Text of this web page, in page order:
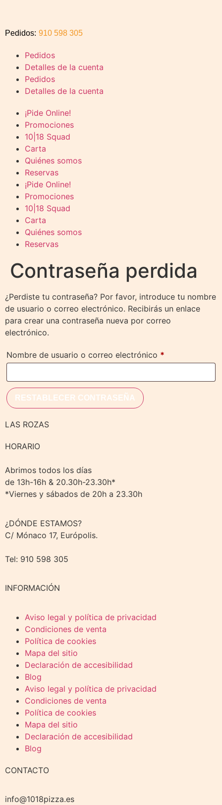
Pedidos: 910 598 305
Pedidos
Detalles de la cuenta
Pedidos
Detalles de la cuenta
¡Pide Online!
Promociones
10|18 Squad
Carta
Quiénes somos
Reservas
¡Pide Online!
Promociones
10|18 Squad
Carta
Quiénes somos
Reservas
Contraseña perdida
¿Perdiste tu contraseña? Por favor, introduce tu nombre
de usuario o correo electrónico. Recibirás un enlace
para crear una contraseña nueva por correo
electrónico.
Nombre de usuario o correo electrónico *
RESTABLECER CONTRASEÑA
LAS ROZAS
HORARIO
Abrimos todos los días
de 13h-16h & 20.30h-23.30h*
*Viernes y sábados de 20h a 23.30h
¿DÓNDE ESTAMOS?
C/ Mónaco 17, Európolis.
Tel: 910 598 305
INFORMACIÓN
Aviso legal y política de privacidad
Condiciones de venta
Política de cookies
Mapa del sitio
Declaración de accesibilidad
Blog
Aviso legal y política de privacidad
Condiciones de venta
Política de cookies
Mapa del sitio
Declaración de accesibilidad
Blog
CONTACTO
info@1018pizza.es